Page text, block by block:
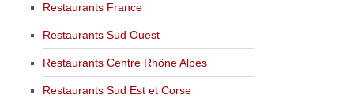
Restaurants France
Restaurants Sud Ouest
Restaurants Centre Rhône Alpes
Restaurants Sud Est et Corse